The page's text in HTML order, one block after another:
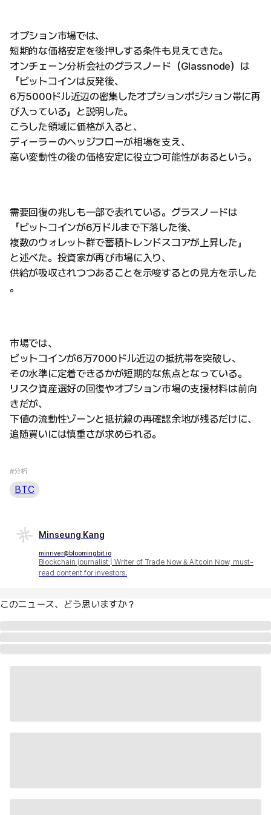
オプション市場では、
短期的な価格安定を後押しする条件も見えてきた。
オンチェーン分析会社のグラスノード（Glassnode）は
「ビットコインは反発後、
6万5000ドル近辺の密集したオプションポジション帯に再
び入っている」と説明した。
こうした領域に価格が入ると、
ディーラーのヘッジフローが相場を支え、
高い変動性の後の価格安定に役立つ可能性があるという。
需要回復の兆しも一部で表れている。グラスノードは
「ビットコインが6万ドルまで下落した後、
複数のウォレット群で蓄積トレンドスコアが上昇した」
と述べた。投資家が再び市場に入り、
供給が吸収されつつあることを示唆するとの見方を示した
。
市場では、
ビットコインが6万7000ドル近辺の抵抗帯を突破し、
その水準に定着できるかが短期的な焦点となっている。
リスク資産選好の回復やオプション市場の支援材料は前向
きだが、
下値の流動性ゾーンと抵抗線の再確認余地が残るだけに、
追随買いには慎重さが求められる。
#分析
BTC
Minseung Kang
minriver@bloomingbit.io
Blockchain journalist | Writer of Trade Now & Altcoin Now, must-
read content for investors.
このニュース、どう思いますか？